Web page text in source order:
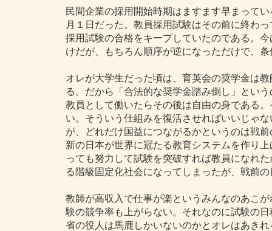
民間企業の採用開始時期はますます早まって
月１日だった。教員採用試験はその前に終わ
採用試験の合格をキープしていたのである。
けだが、もちろん順序が逆になっただけで、
オレが大学生だった頃は、育英会の奨学金は
る。だから「合法的な奨学金踏み倒し」とい
教員として働いたらその後は自由の身である
い。そういう仕組みを復活させればいいじゃ
が、どれだけ国益につながるかというのは戦
新の日本が世界に冠たる教育システムを作り
っても努力して試験を突破すれば教員になれ
る階級固定化社会になってしまったが、戦前
教師が高収入で仕事が楽というみんなのあこ
験の競争率も上がらない。それなのに試験の
省の役人は馬鹿しかいないのかとオレはあき